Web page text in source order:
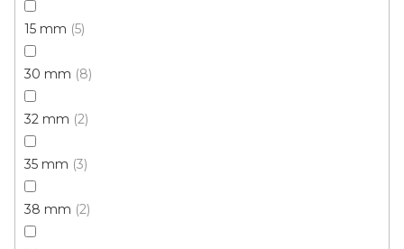
15 mm 5
30 mm 8
32 mm 2
35 mm 3
38 mm 2
PVC soklová lišta obvodová BOLTA SAMOLEPÍCÍ